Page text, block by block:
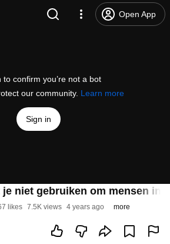
Open App
to confirm you’re not a bot
our community. Learn more
Sign in
je niet gebruiken om mensen in
likes 7.5K views 4 years ago more